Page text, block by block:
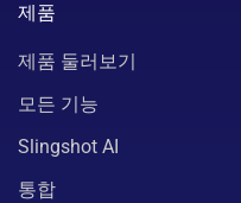
제품
제품 둘러보기
모든 기능
Slingshot AI
통합